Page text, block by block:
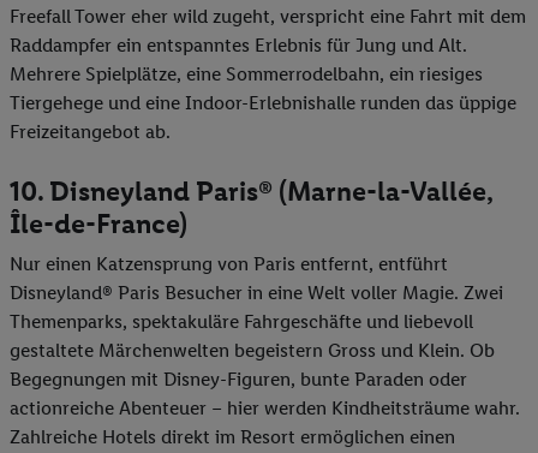
Freefall Tower eher wild zugeht, verspricht eine Fahrt mit dem
Raddampfer ein entspanntes Erlebnis für Jung und Alt.
Mehrere Spielplätze, eine Sommerrodelbahn, ein riesiges
Tiergehege und eine Indoor-Erlebnishalle runden das üppige
Freizeitangebot ab.
10. Disneyland Paris® (Marne-la-Vallée,
Île-de-France)
Nur einen Katzensprung von Paris entfernt, entführt
Disneyland® Paris Besucher in eine Welt voller Magie. Zwei
Themenparks, spektakuläre Fahrgeschäfte und liebevoll
gestaltete Märchenwelten begeistern Gross und Klein. Ob
Begegnungen mit Disney-Figuren, bunte Paraden oder
actionreiche Abenteuer – hier werden Kindheitsträume wahr.
Zahlreiche Hotels direkt im Resort ermöglichen einen